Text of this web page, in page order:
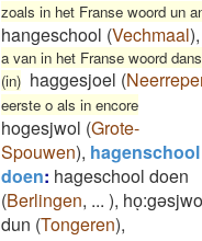
zoals in het Franse woord un
hangeschool (Vechmaal),
a van in het Franse woord dans
(in) haggesjoel (
eerste o als in encore
hogesjwol (Grote-
Spouwen), hagenschool
doen: hageschool doen
(Berlingen, ... ),
dun (Tongeren),